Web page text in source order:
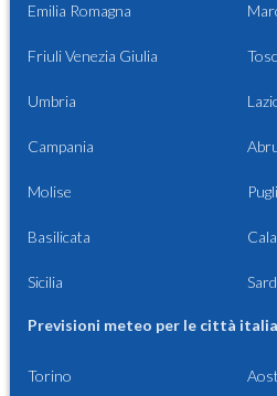
Emilia Romagna
Friuli Venezia Giulia
Umbria
Campania
Molise
Basilicata
Sicilia
Previsioni meteo per le città
Torino